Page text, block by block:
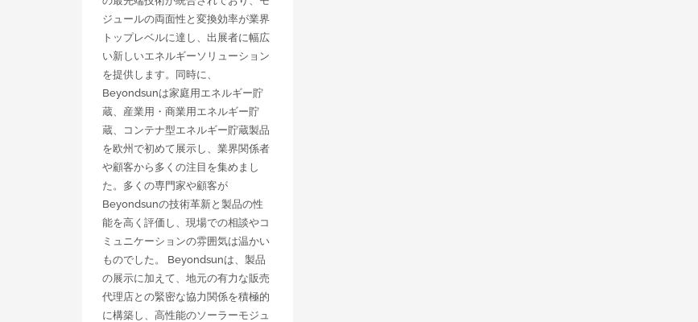
ジュールの両面性と変換効率が業界
トップレベルに達し、出展者に幅広
い新しいエネルギーソリューション
を提供します。同時に、
Beyondsunは家庭用エネルギー貯
蔵、産業用・商業用エネルギー貯
蔵、コンテナ型エネルギー貯蔵製品
を欧州で初めて展示し、業界関係者
や顧客から多くの注目を集めまし
た。多くの専門家や顧客が
Beyondsunの技術革新と製品の性
能を高く評価し、現場での相談やコ
ミュニケーションの雰囲気は温かい
ものでした。 Beyondsunは、製品
の展示に加えて、地元の有力な販売
代理店との緊密な協力関係を積極的
に構築し、高性能のソーラーモジュ